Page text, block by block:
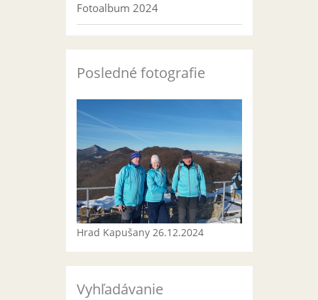
Fotoalbum 2024
Posledné fotografie
Hrad Kapušany 26.12.2024
Vyhľadávanie